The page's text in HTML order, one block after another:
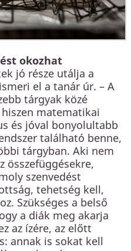
okozhat
jó része utálja a
el a tanár úr. – A
tárgyak közé
matematikai
és jóval bonyolultabb
található benne,
tárgyban. Aki nem
összefüggésekre,
szenvedést
tehetség kell,
Szükséges a belső
a diák meg akarja
az ízére, az előtt
annak is sokat kell